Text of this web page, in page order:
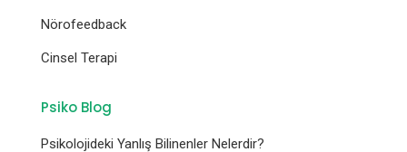
Nörofeedback
Cinsel Terapi
Psiko Blog
Psikolojideki Yanlış Bilinenler Nelerdir?